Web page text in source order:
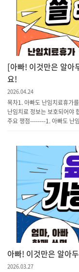
[아빠! 이것만은 알아
요!
2026.04.24
목차1. 아빠도 난임치료휴가
난임치료 정보는 보호되어야
주요 쟁점--------1. 아빠도 난
아빠! 이것만은 알아
2026.03.27